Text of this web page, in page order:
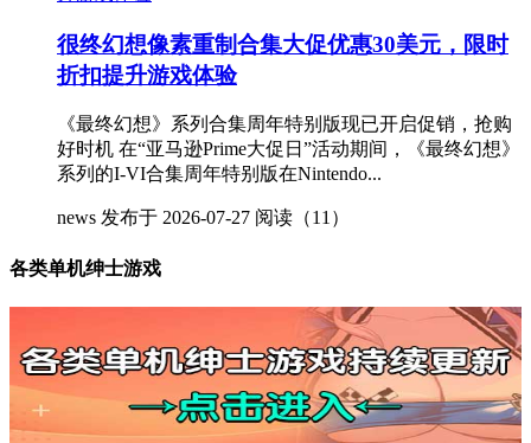
很终幻想像素重制合集大促优惠30美元，限时
折扣提升游戏体验
《最终幻想》系列合集周年特别版现已开启促销，抢购
好时机 在“亚马逊Prime大促日”活动期间，《最终幻想》
系列的I-VI合集周年特别版在Nintendo...
news 发布于 2026-07-27 阅读（11）
各类单机绅士游戏